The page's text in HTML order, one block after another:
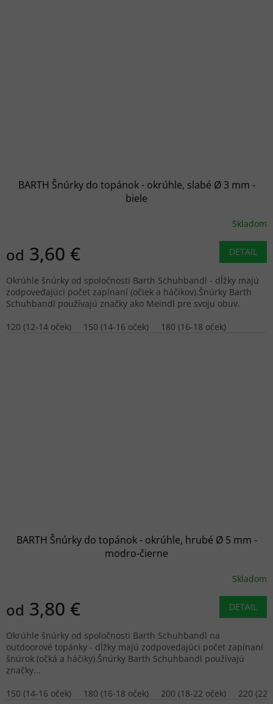
BARTH Šnúrky do topánok - okrúhle, slabé Ø 3 mm -
biele
Skladom
od 3,60 € DETAIL
Okrúhle šnúrky od spoločnosti Barth Schuhbandl - dĺžky majú
zodpovedajúci počet zapínaní (očiek a háčikov).Šnúrky Barth
Schuhbandl používajú značky ako Meindl pre svoju obuv.
120 (12-14 oček)
150 (14-16 oček) 180 (16-18 oček)
BARTH Šnúrky do topánok - okrúhle, hrubé Ø 5 mm -
modro-čierne
Skladom
od 3,80 € DETAIL
Okrúhle šnúrky od spoločnosti Barth Schuhbandl na
outdoorové topánky - dĺžky majú zodpovedajúci počet zapínaní
šnúrok (očká a háčiky).Šnúrky Barth Schuhbandl používajú
značky...
150 (14-16 oček)
180 (16-18 oček) 200 (18-22 oček) 220